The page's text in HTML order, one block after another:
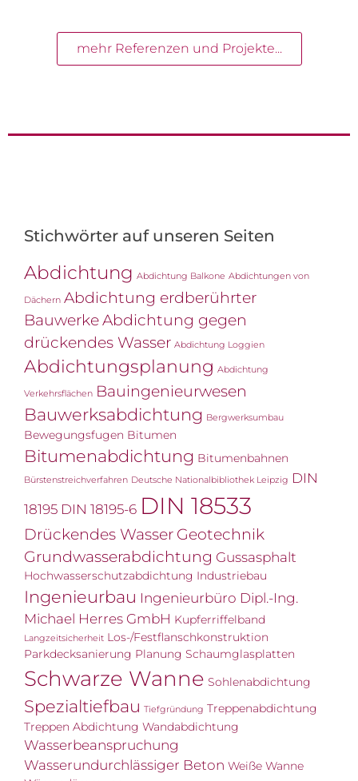
mehr Referenzen und Projekte...
Stichwörter auf unseren Seiten
Abdichtung Abdichtung Balkone Abdichtungen von
Dächern Abdichtung erdberührter
BauwerkeAbdichtung gegen
drückendes Wasser Abdichtung Loggien
Abdichtungsplanung Abdichtung
Verkehrsflächen Bauingenieurwesen
Bauwerksabdichtung Bergwerksumbau
Bewegungsfugen Bitumen
Bitumenabdichtung Bitumenbahnen
Bürstenstreichverfahren Deutsche Nationalbibliothek Leipzig DIN
18195 DIN 18195-6 DIN 18533
Drückendes Wasser Geotechnik
Grundwasserabdichtung Gussasphalt
Hochwasserschutzabdichtung Industriebau
Ingenieurbau Ingenieurbüro Dipl.-Ing.
Michael Herres GmbH Kupferriffelband
Langzeitsicherheit Los-/Festflanschkonstruktion
Parkdecksanierung Planung Schaumglasplatten
Schwarze Wanne Sohlenabdichtung
Spezialtiefbau Tiefgründung Treppenabdichtung
Treppen Abdichtung Wandabdichtung
Wasserbeanspruchung
Wasserundurchlässiger Beton Weiße Wanne